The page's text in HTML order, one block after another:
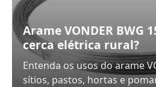
Arame VONDER BWG
cerca elétrica rural?
Entenda os usos do arame
sítios, pastos, hortas e